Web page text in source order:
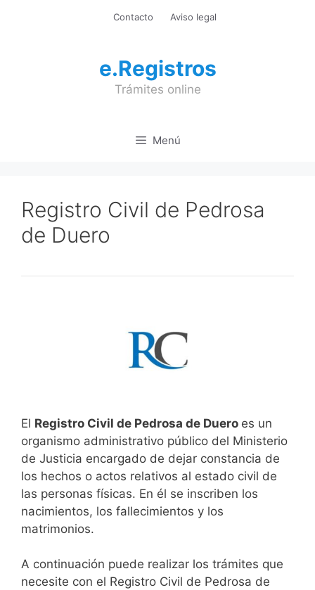
Contacto Aviso legal
e.Registros
Trámites online
Menú
Registro Civil de Pedrosa
de Duero
El Registro Civil de Pedrosa de Duero es un
organismo administrativo público del Ministerio
de Justicia encargado de dejar constancia de
los hechos o actos relativos al estado civil de
las personas físicas. En él se inscriben los
nacimientos, los fallecimientos y los
matrimonios.
A continuación puede realizar los trámites que
necesite con el Registro Civil de Pedrosa de